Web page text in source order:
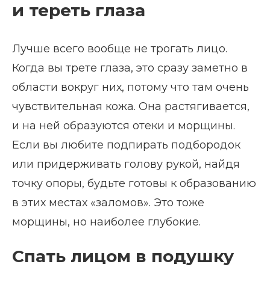
и тереть глаза
Лучше всего вообще не трогать лицо.
Когда вы трете глаза, это сразу заметно в
области вокруг них, потому что там очень
чувствительная кожа. Она растягивается,
и на ней образуются отеки и морщины.
Если вы любите подпирать подбородок
или придерживать голову рукой, найдя
точку опоры, будьте готовы к образованию
в этих местах «заломов». Это тоже
морщины, но наиболее глубокие.
Спать лицом в подушку